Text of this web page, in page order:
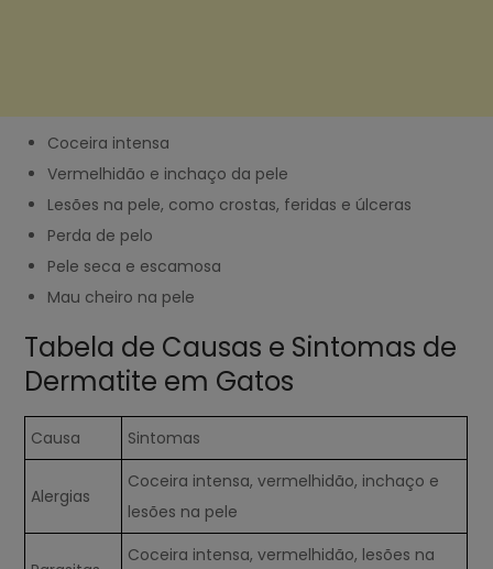
Coceira intensa
Vermelhidão e inchaço da pele
Lesões na pele, como crostas, feridas e úlceras
Perda de pelo
Pele seca e escamosa
Mau cheiro na pele
Tabela de Causas e Sintomas de
Dermatite em Gatos
Causa Sintomas
Alergias
Coceira intensa, vermelhidão, inchaço e
lesões na pele
Coceira intensa, vermelhidão, lesões na